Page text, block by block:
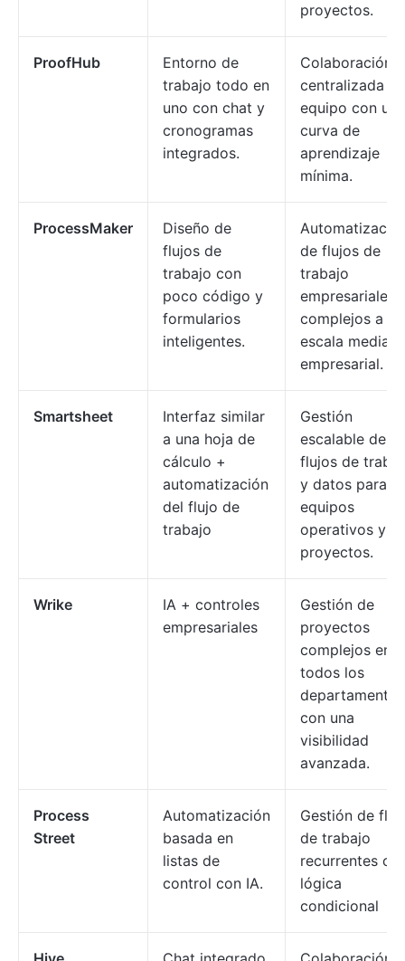
proyectos.
ProofHub
Entorno de
trabajo todo en
uno con chat y
cronogramas
integrados.
Colaboración
centralizada en
equipo con una
curva de
aprendizaje
mínima.
ProcessMaker
Diseño de
flujos de
trabajo con
poco código y
formularios
inteligentes.
de flujos de
trabajo
empresariales
complejos a
escala
empresarial.
Smartsheet
Interfaz similar
a una hoja de
cálculo +
automatización
del flujo de
trabajo
Gestión
escalable de
flujos de
y datos para
equipos
operativos y
proyectos.
Wrike
IA + controles
empresariales
Gestión de
proyectos
complejos en
todos los
departamentos
con una
visibilidad
avanzada.
Process
Street
Automatización
basada en
listas de
control con IA.
Gestión de
de trabajo
recurrentes
lógica
condicional